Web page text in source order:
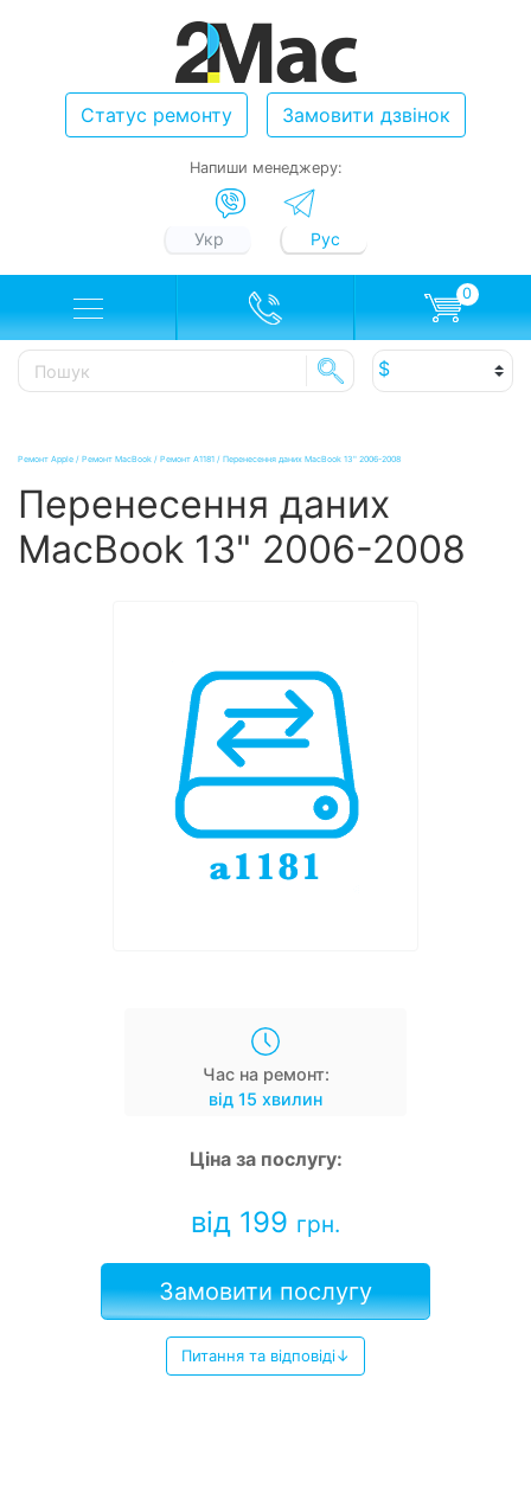
Статус ремонту Замовити дзвінок
Напиши менеджеру:
Укр Рус
0
Ремонт Apple / Ремонт MacBook / Ремонт A1181 / Перенесення даних MacBook 13" 2006-2008
Перенесення даних
MacBook 13" 2006-2008
Час на ремонт:
від 15 хвилин
Ціна за послугу:
від 199 грн.
Замовити послугу
Питання та відповіді↓